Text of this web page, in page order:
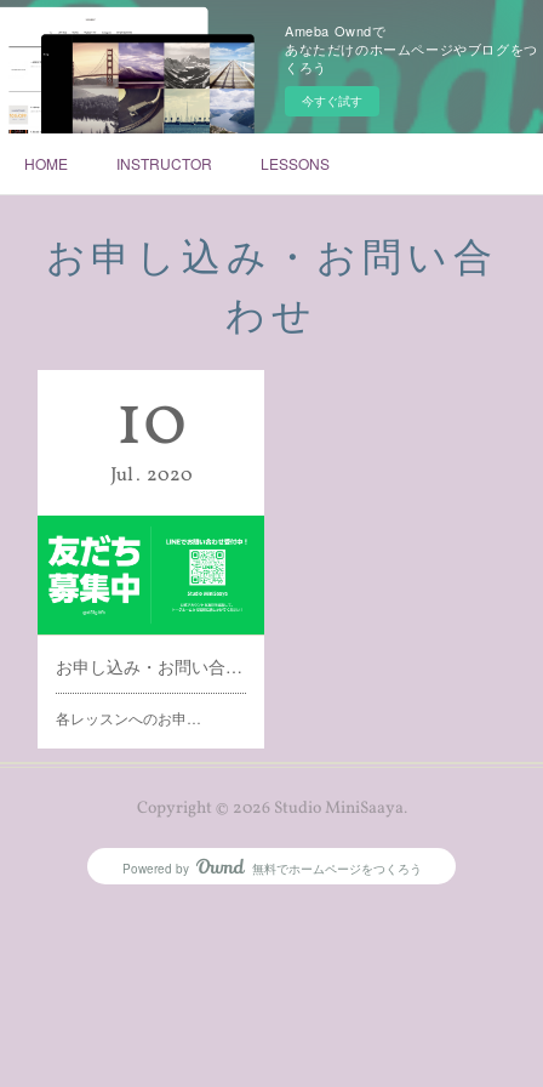
Ameba Owndで
あなただけのホームページやブログをつ
くろう
今すぐ試す
HOME INSTRUCTOR LESSONS
お申し込み・お問い合
わせ
10
Jul 2020
お申し込み・お問い合わせ
各レッスンへのお申…
Copyright © 2026 Studio MiniSaaya.
Powered by AmebaOwnd
無料でホームページをつくろう